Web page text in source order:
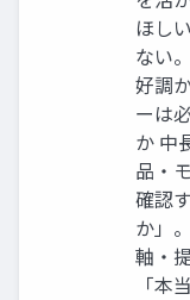
ほし
ない
好調
ーは
か 中
品・
確認
か」
軸・
「本